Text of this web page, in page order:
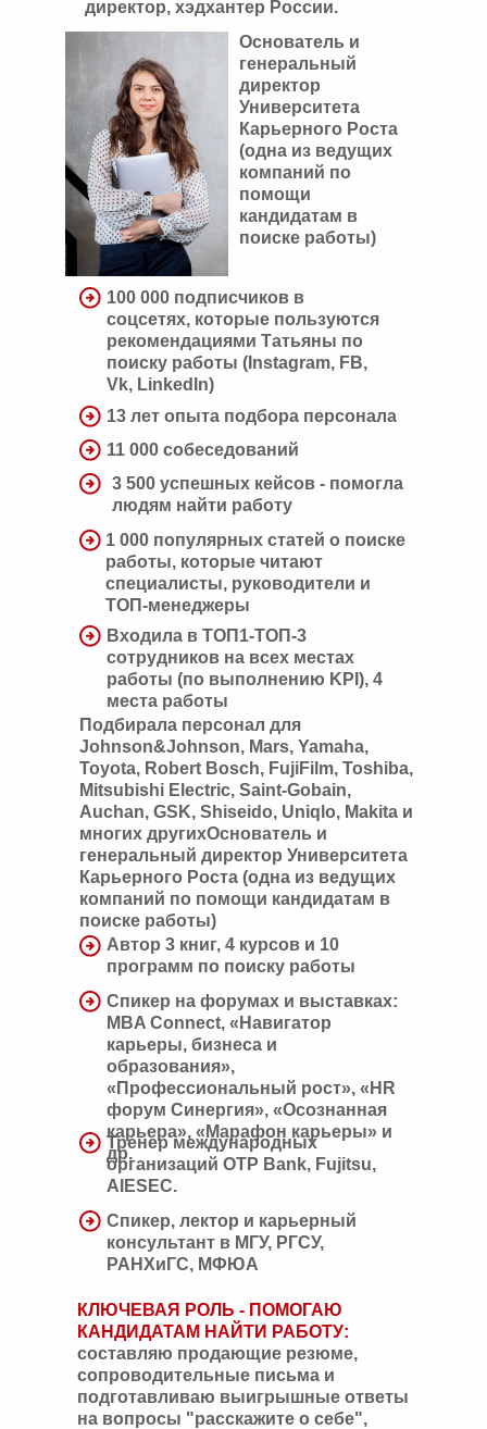
директор, хэдхантер России.
Основатель и
генеральный
директор
Университета
Карьерного Роста
(одна из ведущих
компаний по
помощи
кандидатам в
поиске работы)
100 000 подписчиков в
соцсетях, которые пользуются
рекомендациями Татьяны по
поиску работы (Instagram, FB,
Vk, LinkedIn)
13 лет опыта подбора персонала
11 000 собеседований
3 500 успешных кейсов - помогла
людям найти работу
1 000 популярных статей о поиске
работы, которые читают
специалисты, руководители и
ТОП-менеджеры
Входила в ТОП1-ТОП-3
сотрудников на всех местах
работы (по выполнению KPI), 4
места работы
Подбирала персонал для
Johnson&Johnson, Mars, Yamaha,
Toyota, Robert Bosch, FujiFilm, Toshiba,
Mitsubishi Electric, Saint-Gobain,
Auchan, GSK, Shiseido, Uniqlo, Makita и
многих другихОснователь и
генеральный директор Университета
Карьерного Роста (одна из ведущих
компаний по помощи кандидатам в
поиске работы)
Автор 3 книг, 4 курсов и 10
программ по поиску работы
Спикер на форумах и выставках:
MBA Connect, «Навигатор
карьеры, бизнеса и
образования»,
«Профессиональный рост», «HR
форум Синергия», «Осознанная
карьера», «Марафон карьеры» и
др.
Тренер международных
организаций OTP Bank, Fujitsu,
AIESEC.
Спикер, лектор и карьерный
консультант в МГУ, РГСУ,
РАНХиГС, МФЮА
КЛЮЧЕВАЯ РОЛЬ - ПОМОГАЮ
КАНДИДАТАМ НАЙТИ РАБОТУ:
составляю продающие резюме,
сопроводительные письма и
подготавливаю выигрышные ответы
на вопросы "расскажите о себе",